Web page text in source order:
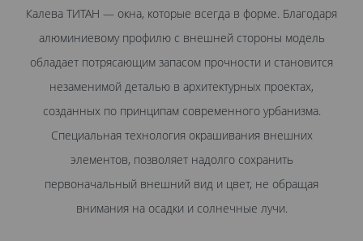
Калева ТИТАН — окна, которые всегда в форме. Благодаря
алюминиевому профилю с внешней стороны модель
обладает потрясающим запасом прочности и становится
незаменимой деталью в архитектурных проектах,
созданных по принципам современного урбанизма.
Специальная технология окрашивания внешних
элементов, позволяет надолго сохранить
первоначальный внешний вид и цвет, не обращая
внимания на осадки и солнечные лучи.